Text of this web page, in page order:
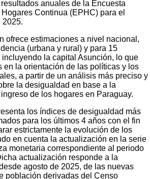
DE INGRESOS
de Estadística (INE) presenta las
en la distribución del ingreso,
anuales de la Encuesta
Continua (EPHC) para el
ofrece estimaciones a nivel nacional,
(urbana y rural) y para 15
incluyendo la capital Asunción, lo que
en la orientación de las políticas y los
a partir de un análisis más preciso y
la desigualdad en base a la
de los hogares en Paraguay.